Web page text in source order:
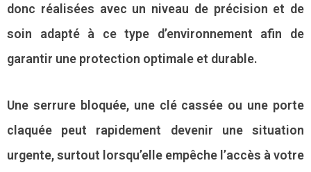
donc réalisées avec un niveau de précision et de
soin adapté à ce type d’environnement afin de
garantir une protection optimale et durable.
Une serrure bloquée, une clé cassée ou une porte
claquée peut rapidement devenir une situation
urgente, surtout lorsqu’elle empêche l’accès à votre